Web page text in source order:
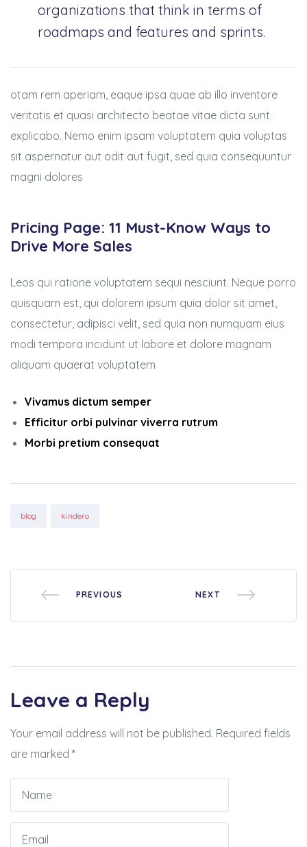
organizations that think in terms of
roadmaps and features and sprints.
otam rem aperiam, eaque ipsa quae ab illo inventore
veritatis et quasi architecto beatae vitae dicta sunt
explicabo. Nemo enim ipsam voluptatem quia voluptas
sit aspernatur aut odit aut fugit, sed quia consequuntur
magni dolores
Pricing Page: 11 Must-Know Ways to
Drive More Sales
Leos qui ratione voluptatem sequi nesciunt. Neque porro
quisquam est, qui dolorem ipsum quia dolor sit amet,
consectetur, adipisci velit, sed quia non numquam eius
modi tempora incidunt ut labore et dolore magnam
aliquam quaerat voluptatem
Vivamus dictum semper
Efficitur orbi pulvinar viverra rutrum
Morbi pretium consequat
Tags:
blog kindero
PREVIOUS NEXT
Leave a Reply
Your email address will not be published. Required fields
are marked *